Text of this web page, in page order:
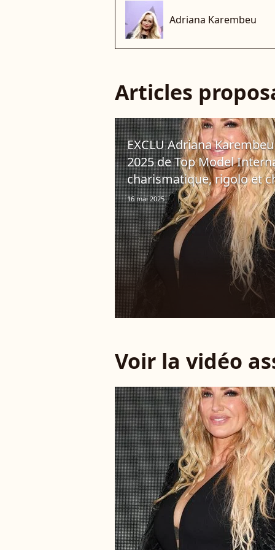
Adriana Karembeu
Articles
EXCLU Adriana
2025 de Top Model
charismatique, rigolo et
16 mai 2025
Voir la vidéo